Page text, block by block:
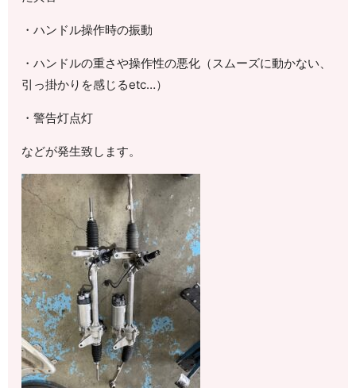
・ハンドル操作時の振動
・ハンドルの重さや操作性の悪化（スムーズに動かない、
引っ掛かりを感じるetc…）
・警告灯点灯
などが発生致します。